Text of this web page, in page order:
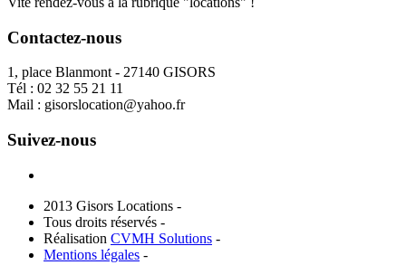
Contactez-nous
1, place Blanmont - 27140 GISORS
Tél : 02 32 55 21 11
Mail : gisorslocation@yahoo.fr
Suivez-nous
2013 Gisors Locations -
Tous droits réservés -
Réalisation CVMH Solutions -
Mentions légales -